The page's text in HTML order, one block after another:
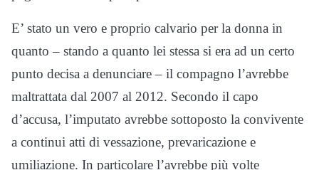
E’ stato un vero e proprio calvario per la donna in
quanto – stando a quanto lei stessa si era ad un certo
punto decisa a denunciare – il compagno l’avrebbe
maltrattata dal 2007 al 2012. Secondo il capo
d’accusa, l’imputato avrebbe sottoposto la convivente
a continui atti di vessazione, prevaricazione e
umiliazione. In particolare l’avrebbe più volte